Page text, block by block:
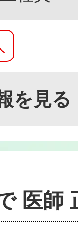
を見る
医師